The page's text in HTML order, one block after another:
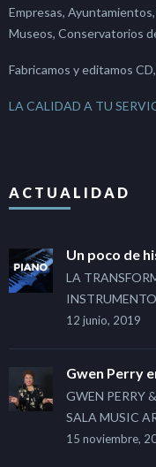
Empresas,
Museos, Conservatorios
Fabricamos y editamos
LA CALIDAD A TU
ACTUALIDAD
Un poco de
LA
12 junio, 2019
Gwen Perry
GWEN PERRY
SALA MUSIC
15 noviembre,